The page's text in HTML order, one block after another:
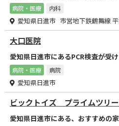
病院・医療 内科
愛知県日進市 市営地下鉄鶴舞線
大口医院
愛知県日進市にあるPCR検査が受
病院・医療 病院
愛知県日進市
ビックトイズ プライムツリ
愛知県日進市にある、おすすめの